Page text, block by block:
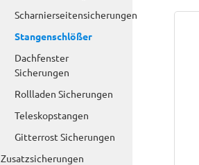
Scharnierseitensicherungen
Stangenschlößer
Dachfenster
Sicherungen
Rollladen Sicherungen
Teleskopstangen
Gitterrost Sicherungen
Zusatzsicherungen